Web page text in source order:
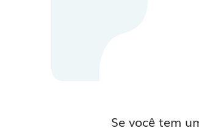
Se você tem